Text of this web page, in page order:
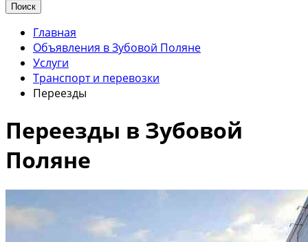
Поиск
Главная
Объявления в Зубовой Поляне
Услуги
Транспорт и перевозки
Переезды
Переезды в Зубовой
Поляне